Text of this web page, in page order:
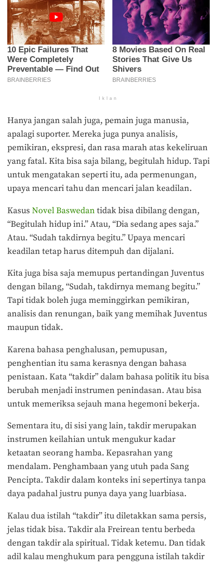
Iklan
Hanya jangan salah juga, pemain juga manusia,
apalagi suporter. Mereka juga punya analisis,
pemikiran, ekspresi, dan rasa marah atas kekeliruan
yang fatal. Kita bisa saja bilang, begitulah hidup. Tapi
untuk mengatakan seperti itu, ada permenungan,
upaya mencari tahu dan mencari jalan keadilan.
Kasus Novel Baswedan tidak bisa dibilang dengan,
“Begitulah hidup ini.” Atau, “Dia sedang apes saja.”
Atau. “Sudah takdirnya begitu.” Upaya mencari
keadilan tetap harus ditempuh dan dijalani.
Kita juga bisa saja memupus pertandingan Juventus
dengan bilang, “Sudah, takdirnya memang begitu.”
Tapi tidak boleh juga meminggirkan pemikiran,
analisis dan renungan, baik yang memihak Juventus
maupun tidak.
Karena bahasa penghalusan, pemupusan,
penghentian itu sama kerasnya dengan bahasa
penistaan. Kata “takdir” dalam bahasa politik itu bisa
berubah menjadi instrumen penindasan. Atau bisa
untuk memeriksa sejauh mana hegemoni bekerja.
Sementara itu, di sisi yang lain, takdir merupakan
instrumen keilahian untuk mengukur kadar
ketaatan seorang hamba. Kepasrahan yang
mendalam. Penghambaan yang utuh pada Sang
Pencipta. Takdir dalam konteks ini sepertinya tanpa
daya padahal justru punya daya yang luarbiasa.
Kalau dua istilah “takdir” itu diletakkan sama persis,
jelas tidak bisa. Takdir ala Freirean tentu berbeda
dengan takdir ala spiritual. Tidak ketemu. Dan tidak
adil kalau menghukum para pengguna istilah takdir